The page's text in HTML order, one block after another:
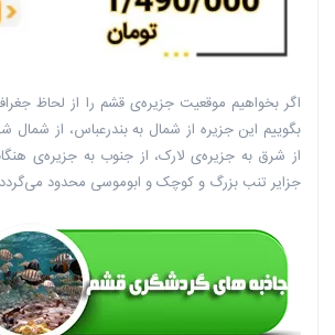
اگر بخواهیم موقعیت جزیره‌ی قشم را از لحاظ
بگوییم این جزیره از شمال به بندرعباس، از شمال
از شرق به جزیره‌ی لارک، از جنوب به جزیره‌ی
جزایر تنب بزرگ و کوچک و ابوموسی محدود